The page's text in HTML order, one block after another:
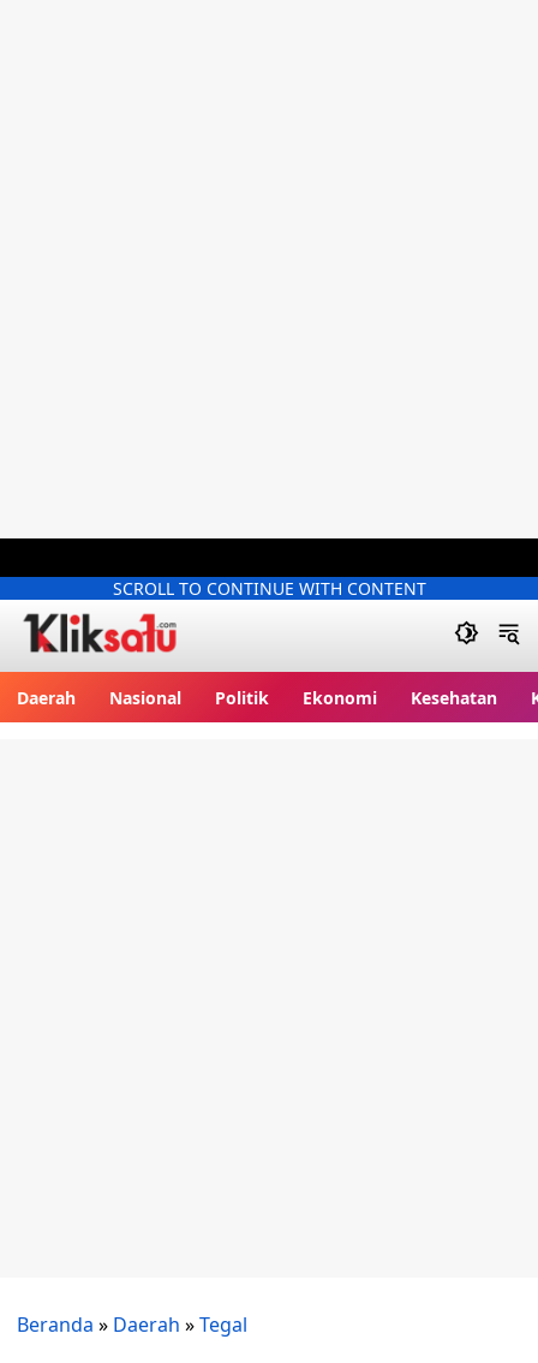
SCROLL TO CONTINUE WITH CONTENT
Daerah Nasional Politik Ekonomi Kesehatan
Beranda » Daerah »Tegal